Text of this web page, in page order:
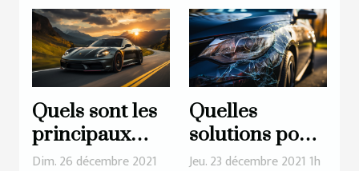
Quels sont les
principaux
avantages de la
Dim. 26 décembre 2021
Quelles
solutions pour
teinter les
Jeu. 23 décembre 2021 1h